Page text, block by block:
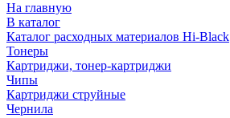
На главную
В каталог
Каталог расходных материалов Hi-Black
Тонеры
Картриджи, тонер-картриджи
Чипы
Картриджи струйные
Чернила